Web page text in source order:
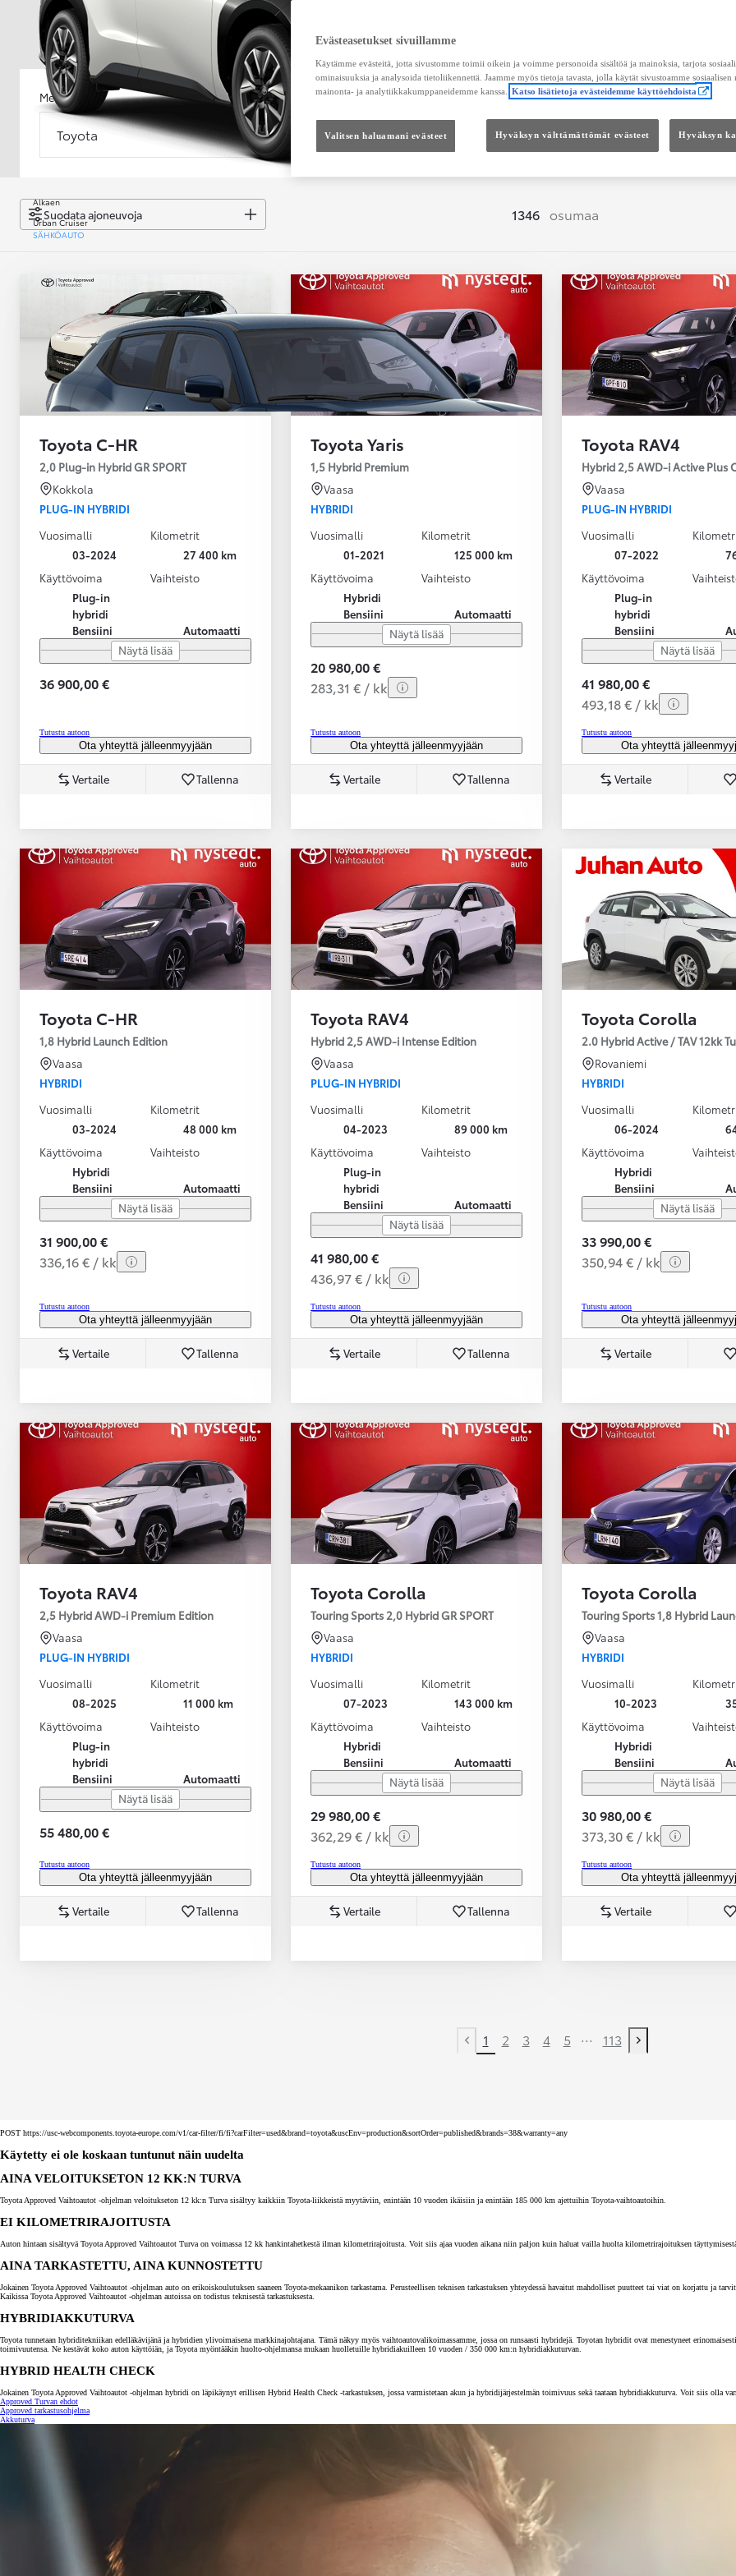
Alkaen
Urban Cruiser
SÄHKÖAUTO
Alkaen
tai kuukausierä
Merkki
Toyota
Malli
Malli
Hinta
Kokonaishinta
Suodata ajoneuvoja 1346 osumaa
Toyota C-HR
2,0 Plug-in Hybrid GR SPORT
Kokkola
PLUG-IN HYBRIDI
Vuosimalli
03-2024
Kilometrit
27 400 km
Käyttövoima
Plug-in
hybridi
Bensiini
Vaihteisto
Automaatti
Näytä lisää
36 900,00 €
Tutustu autoon
Ota yhteyttä jälleenmyyjään
Vertaile Tallenna
Toyota Yaris
1,5 Hybrid Premium
Vaasa
HYBRIDI
Vuosimalli
01-2021
Kilometrit
125 000 km
Käyttövoima
Hybridi
Bensiini
Vaihteisto
Automaatti
Näytä lisää
20 980,00 €
283,31 € / kk
Tutustu autoon
Ota yhteyttä jälleenmyyjään
Vertaile Tallenna
Toyota RAV4
Hybrid 2,5 AWD-i Active Plus
Vaasa
PLUG-IN HYBRIDI
Vuosimalli
07-2022
Käyttövoima
Plug-in
hybridi
Bensiini
Näytä lisää
41 980,00 €
493,18 € / kk
Tutustu autoon
Ota yhteyttä
Vertaile
Toyota C-HR
1,8 Hybrid Launch Edition
Vaasa
HYBRIDI
Vuosimalli
03-2024
Kilometrit
48 000 km
Käyttövoima
Hybridi
Bensiini
Vaihteisto
Automaatti
Näytä lisää
31 900,00 €
336,16 € / kk
Tutustu autoon
Ota yhteyttä jälleenmyyjään
Vertaile Tallenna
Toyota RAV4
Hybrid 2,5 AWD-i Intense Edition
Vaasa
PLUG-IN HYBRIDI
Vuosimalli
04-2023
Kilometrit
89 000 km
Käyttövoima
Plug-in
hybridi
Bensiini
Vaihteisto
Automaatti
Näytä lisää
41 980,00 €
436,97 € / kk
Tutustu autoon
Ota yhteyttä jälleenmyyjään
Vertaile Tallenna
Toyota Corolla
2.0 Hybrid Active / TAV 12kk
Rovaniemi
HYBRIDI
Vuosimalli
06-2024
Käyttövoima
Hybridi
Bensiini
Näytä lisää
33 990,00 €
350,94 € / kk
Tutustu autoon
Ota yhteyttä
Vertaile
Toyota RAV4
2,5 Hybrid AWD-i Premium Edition
Vaasa
PLUG-IN HYBRIDI
Vuosimalli
08-2025
Kilometrit
11 000 km
Käyttövoima
Plug-in
hybridi
Bensiini
Vaihteisto
Automaatti
Näytä lisää
55 480,00 €
Tutustu autoon
Ota yhteyttä jälleenmyyjään
Vertaile Tallenna
Toyota Corolla
Touring Sports 2,0 Hybrid GR SPORT
Vaasa
HYBRIDI
Vuosimalli
07-2023
Kilometrit
143 000 km
Käyttövoima
Hybridi
Bensiini
Vaihteisto
Automaatti
Näytä lisää
29 980,00 €
362,29 € / kk
Tutustu autoon
Ota yhteyttä jälleenmyyjään
Vertaile Tallenna
Toyota Corolla
Touring Sports 1,8 Hybrid
Vaasa
HYBRIDI
Vuosimalli
10-2023
Käyttövoima
Hybridi
Bensiini
Näytä lisää
30 980,00 €
373,30 € / kk
Tutustu autoon
Ota yhteyttä
Vertaile
Previous page
1 2 3 4 5 ... 113
Next page
POST https://usc-webcomponents.toyota-europe.com/v1/car-filter/fi/fi?carFilter=used&brand=toyota&uscEnv=production&sortOrder=published&brands=38&warranty=any
Käytetty ei ole koskaan tuntunut näin uudelta
AINA VELOITUKSETON 12 KK:N TURVA
Toyota Approved Vaihtoautot -ohjelman veloitukseton 12 kk:n Turva sisältyy kaikkiin Toyota-liikkeistä myytäviin, enintään 10 vuoden ikäisiin ja enintään 185 000 km ajettuihin Toyota-vaihtoautoihin.
EI KILOMETRIRAJOITUSTA
Auton hintaan sisältyvä Toyota Approved Vaihtoautot Turva on voimassa 12 kk hankintahetkestä ilman kilometrirajoitusta. Voit siis ajaa vuoden aikana niin paljon kuin haluat vailla huolta kilometrirajoituksen
AINA TARKASTETTU, AINA KUNNOSTETTU
Jokainen Toyota Approved Vaihtoautot -ohjelman auto on erikoiskoulutuksen saaneen Toyota-mekaanikon tarkastama. Perusteellisen teknisen tarkastuksen yhteydessä havaitut mahdolliset puutteet tai viat on korjattu ja
Kaikissa Toyota Approved Vaihtoautot -ohjelman autoissa on todistus teknisestä tarkastuksesta.
HYBRIDIAKKUTURVA
Toyota tunnetaan hybriditekniikan edelläkävijänä ja hybridien ylivoimaisena markkinajohtajana. Tämä näkyy myös vaihtoautovalikoimassamme, jossa on runsaasti hybridejä. Toyotan hybridit ovat menestyneet
toimivuutensa. Ne kestävät koko auton käyttöiän, ja Toyota myöntääkin huolto-ohjelmansa mukaan huolletuille hybridiakuilleen 10 vuoden / 350 000 km:n hybridiakkuturvan.
HYBRID HEALTH CHECK
Jokainen Toyota Approved Vaihtoautot -ohjelman hybridi on läpikäynyt erillisen Hybrid Health Check -tarkastuksen, jossa varmistetaan akun ja hybridijärjestelmän toimivuus sekä taataan hybridiakkuturva. Voit siis olla
Approved Turvan ehdot
Approved tarkastusohjelma
Akkuturva
Evästeasetukset sivuillamme
Käytämme evästeitä, jotta sivustomme toimii oikein ja voimme personoida sisältöä ja mainoksia, tarjota
ominaisuuksia ja analysoida tietoliikennettä. Jaamme myös tietoja tavasta, jolla käytät sivustoamme sosiaalisen
mainonta- ja analytiikkakumppaneidemme kanssa.
Katso lisätietoja evästeidemme käyttöehdoista
Valitsen haluamani evästeet Hyväksyn välttämättömät evästeet Hyväksyn